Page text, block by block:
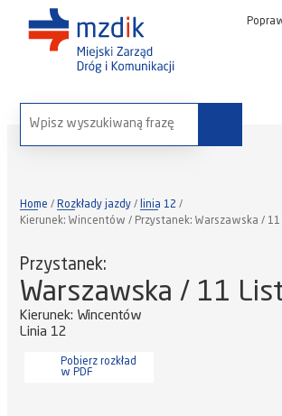
wyszukaj na stronie:
Home Rozkłady jazdy
linia 12
Kierunek: Wincentów / Przystanek: Warszawska /
Przystanek:
Warszawska / 11
Kierunek: Wincentów
Linia 12
Pobierz rozkład
w PDF